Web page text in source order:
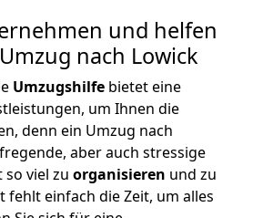
und helfen
nach Lowick
Umzugshilfe bietet eine
um Ihnen die
denn ein Umzug nach
aber auch stressige
so viel zu organisieren und zu
fehlt einfach die Zeit, um alles